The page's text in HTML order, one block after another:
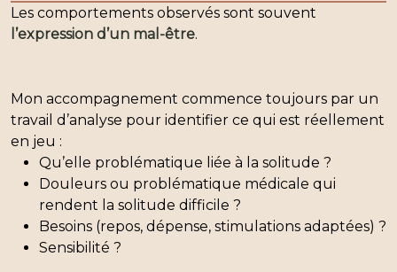
Les comportements observés sont souvent
l’expression d’un mal-être.
Mon accompagnement commence toujours par un
travail d’analyse pour identifier ce qui est réellement
en jeu :
Qu’elle problématique liée à la solitude ?
Douleurs ou problématique médicale qui
rendent la solitude difficile ?
Besoins (repos, dépense, stimulations adaptées) ?
Sensibilité ?